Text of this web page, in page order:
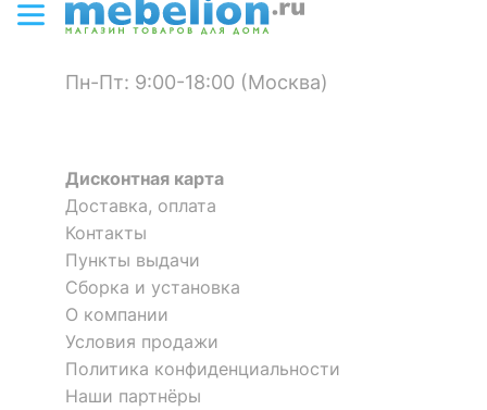
Пн-Пт: 9:00-18:00 (Москва)
Дисконтная карта
Доставка, оплата
Контакты
Пункты выдачи
Сборка и установка
О компании
Условия продажи
Политика конфиденциальности
Наши партнёры